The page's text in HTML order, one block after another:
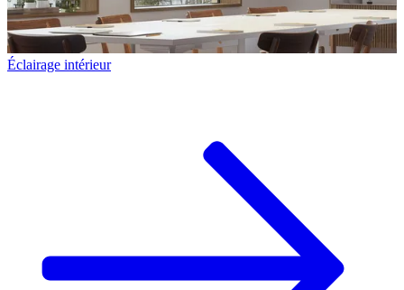
Éclairage intérieur